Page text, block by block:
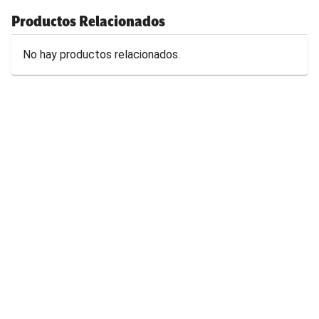
Productos Relacionados
No hay productos relacionados.